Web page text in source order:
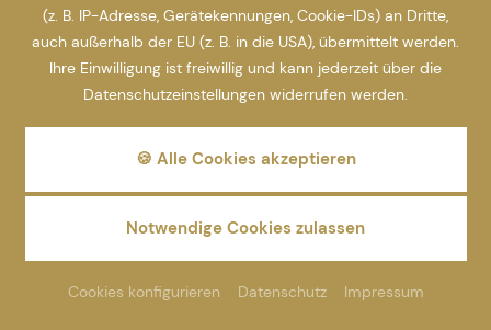
(z. B. IP-Adresse, Gerätekennungen, Cookie-IDs) an Dritte,
auch außerhalb der EU (z. B. in die USA), übermittelt werden.
Ihre Einwilligung ist freiwillig und kann jederzeit über die
Datenschutzeinstellungen widerrufen werden.
🍪 Alle Cookies akzeptieren
Notwendige Cookies zulassen
Cookies konfigurieren Datenschutz Impressum